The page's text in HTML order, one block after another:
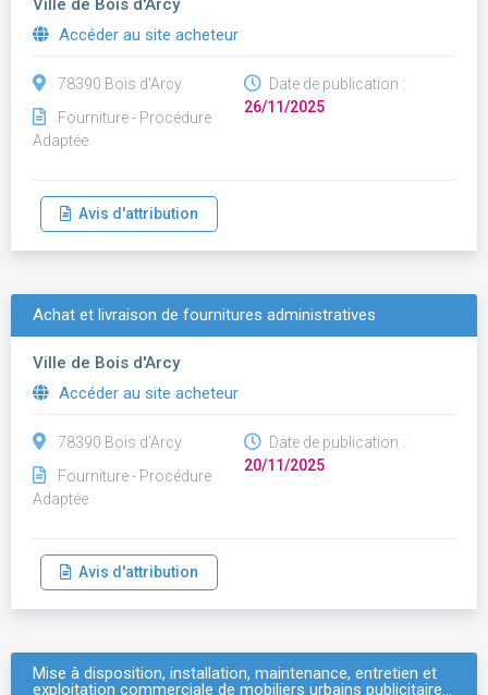
Ville de Bois d'Arcy
Accéder au site acheteur
78390 Bois d'Arcy
Fourniture - Procédure
Adaptée
Date de publication :
26/11/2025
Avis d'attribution
Achat et livraison de fournitures administratives
Ville de Bois d'Arcy
Accéder au site acheteur
78390 Bois d'Arcy
Fourniture - Procédure
Adaptée
Date de publication :
20/11/2025
Avis d'attribution
Mise à disposition, installation, maintenance, entretien et
exploitation commerciale de mobiliers urbains publicitaire…